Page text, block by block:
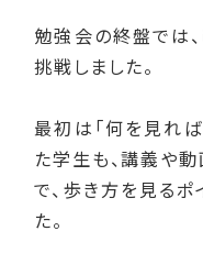
勉強会の終盤では
挑戦しました。
最初は「何を見れ
た学生も、講義や
で、歩き方を見る
た。